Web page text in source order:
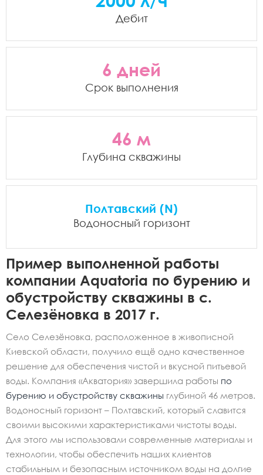
Пример выполненной работы
компании Aquatoria по бурению и
обустройству скважины в с.
Селезёновка в 2017 г.
Село Селезёновка, расположенное в живописной
Киевской области, получило ещё одно качественное
решение для обеспечения чистой и вкусной питьевой
воды. Компания «Акватория» завершила работы по
бурению и обустройству скважины глубиной 46 метров.
Водоносный горизонт – Полтавский, который славится
своими высокими характеристиками чистоты воды.
Для этого мы использовали современные материалы и
технологии, чтобы обеспечить наших клиентов
стабильным и безопасным источником воды на долгие
Дебит
6 дней
Срок выполнения
46 м
Глубина скважины
Полтавский (N)
Водоносный горизонт